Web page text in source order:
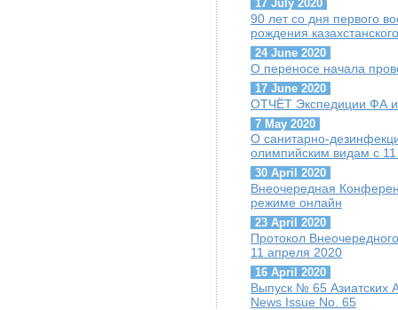
17 July 2020
90 лет со дня первого
рождения
24 June 2020
О переносе начала
17 June 2020
ОТЧЁТ Экспедиции ФА и
7 May 2020
О санитарно-
олимпийским видам с
30 April 2020
Внеочередная
режиме онлайн
23 April 2020
Протокол
11 апреля 2020
16 April 2020
Выпуск № 65 Азиатских
News Issue No. 65